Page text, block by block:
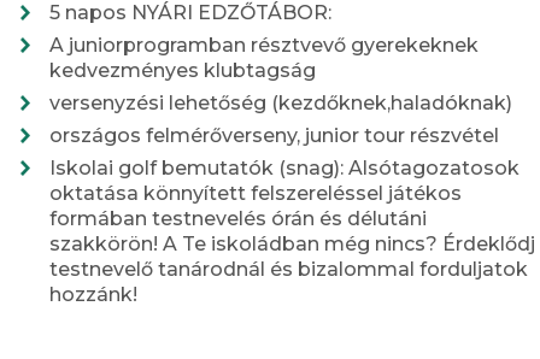
5 napos NYÁRI EDZŐTÁBOR:
A juniorprogramban résztvevő gyerekeknek
kedvezményes klubtagság
versenyzési lehetőség (kezdőknek,haladóknak)
országos felmérőverseny, junior tour részvétel
Iskolai golf bemutatók (snag): Alsótagozatosok
oktatása könnyített felszereléssel játékos
formában testnevelés órán és délutáni
szakkörön! A Te iskoládban még nincs? Érdeklődj
testnevelő tanárodnál és bizalommal forduljatok
hozzánk!